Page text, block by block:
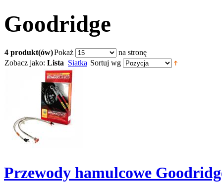
Goodridge
4 produkt(ów)Pokaż
na stronę
Zobacz jako: Lista Siatka Sortuj wg
Przewody hamulcowe